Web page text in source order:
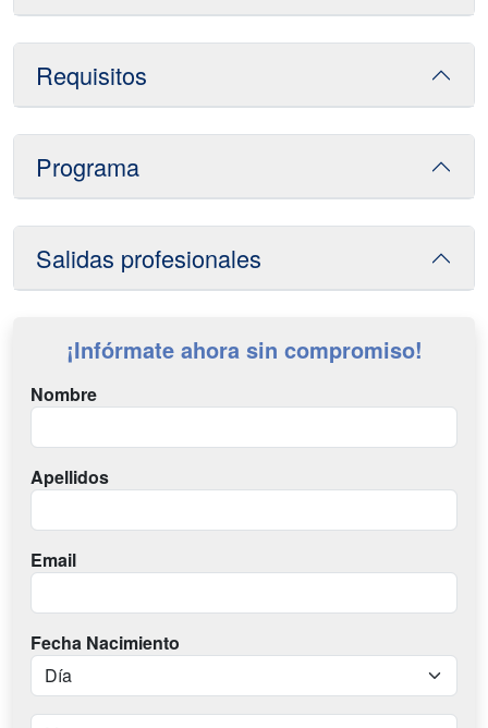
Requisitos
Programa
Salidas profesionales
¡Infórmate ahora sin compromiso!
Nombre
Apellidos
Email
Fecha Nacimiento